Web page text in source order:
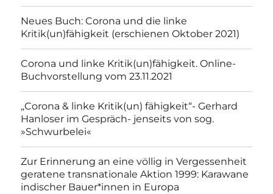
Neues Buch: Corona und die linke
Kritik(un)fähigkeit (erschienen Oktober 2021)
Corona und linke Kritik(un)fähigkeit. Online-
Buchvorstellung vom 23.11.2021
„Corona & linke Kritik(un) fähigkeit“- Gerhard
Hanloser im Gespräch- jenseits von sog.
»Schwurbelei«
Zur Erinnerung an eine völlig in Vergessenheit
geratene transnationale Aktion 1999: Karawane
indischer Bauer*innen in Europa